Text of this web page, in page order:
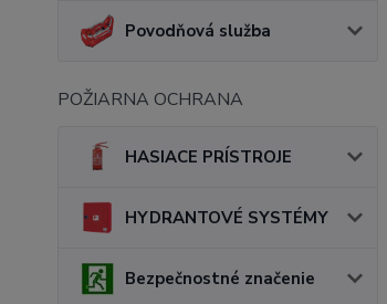
Povodňová služba
POŽIARNA OCHRANA
HASIACE PRÍSTROJE
HYDRANTOVÉ SYSTÉMY
Bezpečnostné značenie